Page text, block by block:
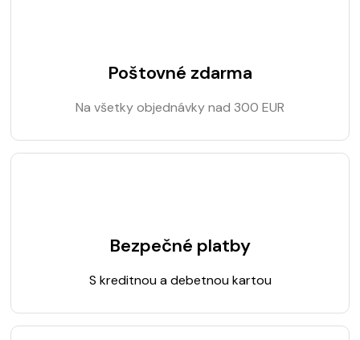
Poštovné zdarma
Na všetky objednávky nad 300 EUR
Bezpečné platby
S kreditnou a debetnou kartou